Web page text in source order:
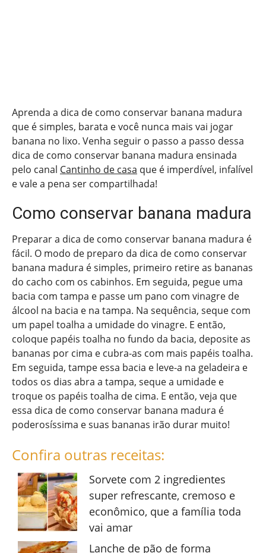
Aprenda a dica de como conservar banana madura
que é simples, barata e você nunca mais vai jogar
banana no lixo. Venha seguir o passo a passo dessa
dica de como conservar banana madura ensinada
pelo canal Cantinho de casa que é imperdível, infalível
e vale a pena ser compartilhada!
Como conservar banana madura
Preparar a dica de como conservar banana madura é
fácil. O modo de preparo da dica de como conservar
banana madura é simples, primeiro retire as bananas
do cacho com os cabinhos. Em seguida, pegue uma
bacia com tampa e passe um pano com vinagre de
álcool na bacia e na tampa. Na sequência, seque com
um papel toalha a umidade do vinagre. E então,
coloque papéis toalha no fundo da bacia, deposite as
bananas por cima e cubra-as com mais papéis toalha.
Em seguida, tampe essa bacia e leve-a na geladeira e
todos os dias abra a tampa, seque a umidade e
troque os papéis toalha de cima. E então, veja que
essa dica de como conservar banana madura é
poderosíssima e suas bananas irão durar muito!
Confira outras receitas:
Sorvete com 2 ingredientes
super refrescante, cremoso e
econômico, que a família toda
vai amar
Lanche de pão de forma